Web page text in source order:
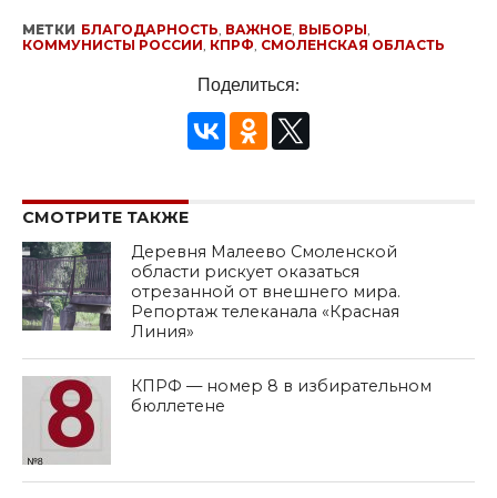
МЕТКИ БЛАГОДАРНОСТЬ, ВАЖНОЕ, ВЫБОРЫ,
КОММУНИСТЫ РОССИИ, КПРФ, СМОЛЕНСКАЯ ОБЛАСТЬ
Поделиться:
СМОТРИТЕ ТАКЖЕ
Деревня Малеево Смоленской
области рискует оказаться
отрезанной от внешнего мира.
Репортаж телеканала «Красная
Линия»
КПРФ — номер 8 в избирательном
бюллетене